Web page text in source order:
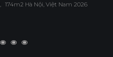
174m2 Hà Nội, Việt Nam 2026